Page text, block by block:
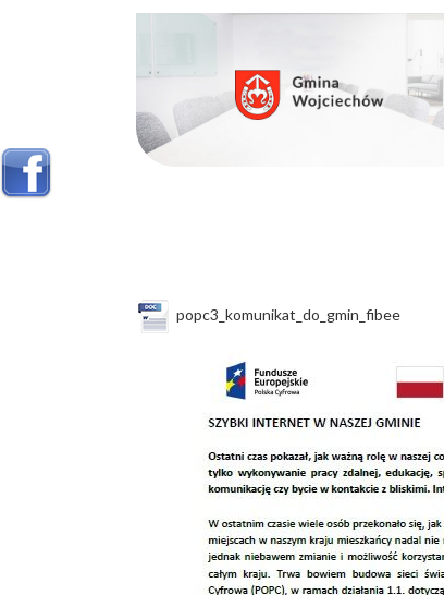
popc3_komunikat_do_gmin_fibee